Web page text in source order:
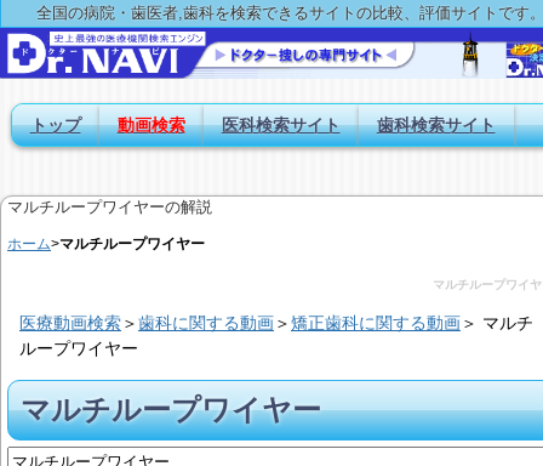
全国の病院・歯医者,歯科を検索できるサイトの比較、評価サイトです
トップ 動画検索 医科検索サイト 歯科検索サイト
マルチループワイヤーの解説
ホーム>マルチループワイヤー
マルチループワイ
医療動画検索＞歯科に関する動画＞矯正歯科に関する動画＞ マルチ
ループワイヤー
マルチループワイヤー